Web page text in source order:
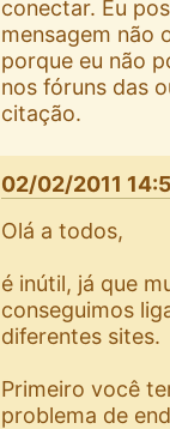
conectar. Eu
mensagem não
porque eu não
nos fóruns das
citação.
02/02/2011
Olá a todos,
é inútil, já que
conseguimos
diferentes sites.
Primeiro você
problema de